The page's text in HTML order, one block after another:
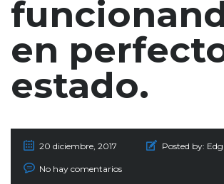
en
estado.
20 diciembre, 2017 Posted by:
No hay comentarios